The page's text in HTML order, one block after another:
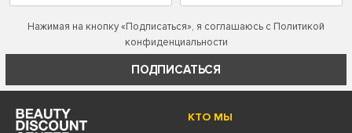
Нажимая на кнопку «Подписаться», я соглашаюсь с Политикой
конфиденциальности
ПОДПИСАТЬСЯ
КТО МЫ